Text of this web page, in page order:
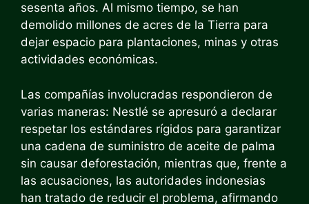
sesenta años. Al mismo tiempo, se han
demolido millones de acres de la Tierra para
dejar espacio para plantaciones, minas y otras
actividades económicas.
Las compañías involucradas respondieron de
varias maneras: Nestlé se apresuró a declarar
respetar los estándares rígidos para garantizar
una cadena de suministro de aceite de palma
sin causar deforestación, mientras que, frente a
las acusaciones, las autoridades indonesias
han tratado de reducir el problema, afirmando